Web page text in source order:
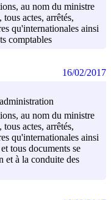
au nom du ministre
actes, arrêtés,
qu'internationales ainsi
comptables
au nom du ministre
actes, arrêtés,
qu'internationales ainsi
tous documents se
et à la conduite des
16/02/2017